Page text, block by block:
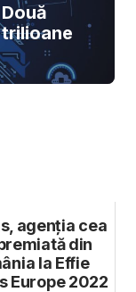
agenția cea
din
la Effie
Europe 2022